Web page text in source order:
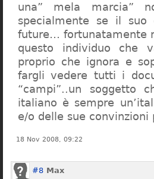
una” mela marcia”
specialmente se il suo
future… fortunatamente
questo individuo che
proprio che ignora e
fargli vedere tutti i
“campi”..un soggetto
italiano è sempre
e/o delle sue
18 Nov 2008, 09:22
#8 Max